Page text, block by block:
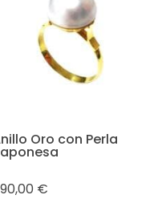
Oro con Perla
€